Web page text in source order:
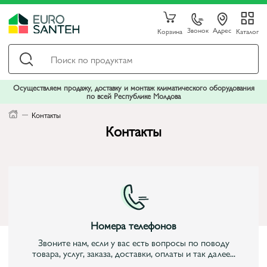
Корзина Звонок Адрес Каталог
Осуществляем продажу, доставку и монтаж климатического оборудования
по всей Республике Молдова
Контакты
Контакты
Номера телефонов
Звоните нам, если у вас есть вопросы по поводу
товара, услуг, заказа, доставки, оплаты и так далее...